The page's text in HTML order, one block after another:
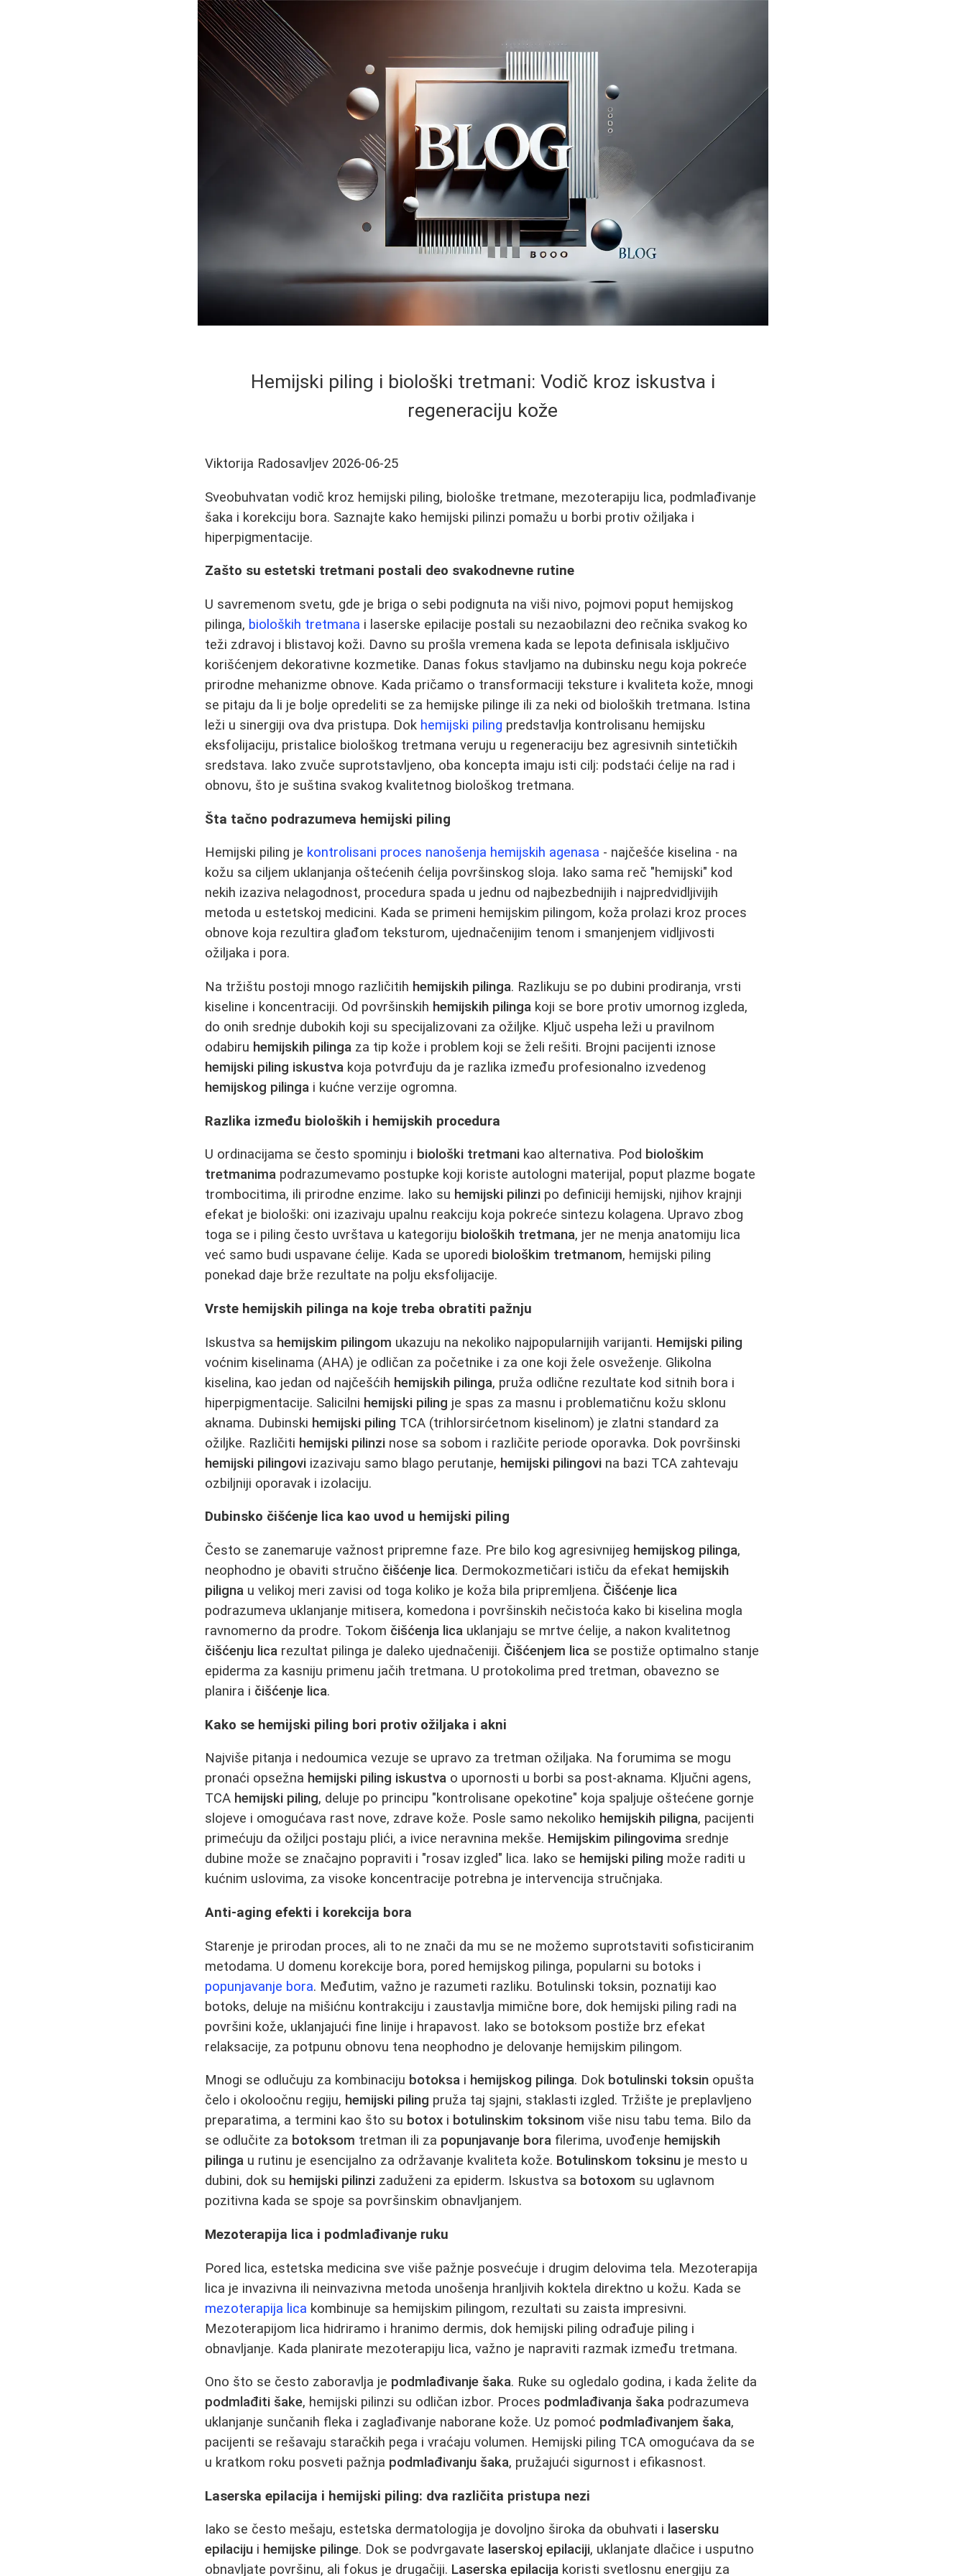
Hemijski piling i biološki tretmani: Vodič kroz iskustva i
regeneraciju kože
Viktorija Radosavljev 2026-06-25
Sveobuhvatan vodič kroz hemijski piling, biološke tretmane, mezoterapiju lica, podmlađivanje
šaka i korekciju bora. Saznajte kako hemijski pilinzi pomažu u borbi protiv ožiljaka i
hiperpigmentacije.
Zašto su estetski tretmani postali deo svakodnevne rutine
U savremenom svetu, gde je briga o sebi podignuta na viši nivo, pojmovi poput hemijskog
pilinga, bioloških tretmana i laserske epilacije postali su nezaobilazni deo rečnika svakog ko
teži zdravoj i blistavoj koži. Davno su prošla vremena kada se lepota definisala isključivo
korišćenjem dekorativne kozmetike. Danas fokus stavljamo na dubinsku negu koja pokreće
prirodne mehanizme obnove. Kada pričamo o transformaciji teksture i kvaliteta kože, mnogi
se pitaju da li je bolje opredeliti se za hemijske pilinge ili za neki od bioloških tretmana. Istina
leži u sinergiji ova dva pristupa. Dok hemijski piling predstavlja kontrolisanu hemijsku
eksfolijaciju, pristalice biološkog tretmana veruju u regeneraciju bez agresivnih sintetičkih
sredstava. Iako zvuče suprotstavljeno, oba koncepta imaju isti cilj: podstaći ćelije na rad i
obnovu, što je suština svakog kvalitetnog biološkog tretmana.
Šta tačno podrazumeva hemijski piling
Hemijski piling je kontrolisani proces nanošenja hemijskih agenasa - najčešće kiselina - na
kožu sa ciljem uklanjanja oštećenih ćelija površinskog sloja. Iako sama reč "hemijski" kod
nekih izaziva nelagodnost, procedura spada u jednu od najbezbednijih i najpredvidljivijih
metoda u estetskoj medicini. Kada se primeni hemijskim pilingom, koža prolazi kroz proces
obnove koja rezultira glađom teksturom, ujednačenijim tenom i smanjenjem vidljivosti
ožiljaka i pora.
Na tržištu postoji mnogo različitih hemijskih pilinga. Razlikuju se po dubini prodiranja, vrsti
kiseline i koncentraciji. Od površinskih hemijskih pilinga koji se bore protiv umornog izgleda,
do onih srednje dubokih koji su specijalizovani za ožiljke. Ključ uspeha leži u pravilnom
odabiru hemijskih pilinga za tip kože i problem koji se želi rešiti. Brojni pacijenti iznose
hemijski piling iskustva koja potvrđuju da je razlika između profesionalno izvedenog
hemijskog pilinga i kućne verzije ogromna.
Razlika između bioloških i hemijskih procedura
U ordinacijama se često spominju i biološki tretmani kao alternativa. Pod biološkim
tretmanima podrazumevamo postupke koji koriste autologni materijal, poput plazme bogate
trombocitima, ili prirodne enzime. Iako su hemijski pilinzi po definiciji hemijski, njihov krajnji
efekat je biološki: oni izazivaju upalnu reakciju koja pokreće sintezu kolagena. Upravo zbog
toga se i piling često uvrštava u kategoriju bioloških tretmana, jer ne menja anatomiju lica
već samo budi uspavane ćelije. Kada se uporedi biološkim tretmanom, hemijski piling
ponekad daje brže rezultate na polju eksfolijacije.
Vrste hemijskih pilinga na koje treba obratiti pažnju
Iskustva sa hemijskim pilingom ukazuju na nekoliko najpopularnijih varijanti. Hemijski piling
voćnim kiselinama (AHA) je odličan za početnike i za one koji žele osveženje. Glikolna
kiselina, kao jedan od najčešćih hemijskih pilinga, pruža odlične rezultate kod sitnih bora i
hiperpigmentacije. Salicilni hemijski piling je spas za masnu i problematičnu kožu sklonu
aknama. Dubinski hemijski piling TCA (trihlorsirćetnom kiselinom) je zlatni standard za
ožiljke. Različiti hemijski pilinzi nose sa sobom i različite periode oporavka. Dok površinski
hemijski pilingovi izazivaju samo blago perutanje, hemijski pilingovi na bazi TCA zahtevaju
ozbiljniji oporavak i izolaciju.
Dubinsko čišćenje lica kao uvod u hemijski piling
Često se zanemaruje važnost pripremne faze. Pre bilo kog agresivnijeg hemijskog pilinga,
neophodno je obaviti stručno čišćenje lica. Dermokozmetičari ističu da efekat hemijskih
piligna u velikoj meri zavisi od toga koliko je koža bila pripremljena. Čišćenje lica
podrazumeva uklanjanje mitisera, komedona i površinskih nečistoća kako bi kiselina mogla
ravnomerno da prodre. Tokom čišćenja lica uklanjaju se mrtve ćelije, a nakon kvalitetnog
čišćenju lica rezultat pilinga je daleko ujednačeniji. Čišćenjem lica se postiže optimalno stanje
epiderma za kasniju primenu jačih tretmana. U protokolima pred tretman, obavezno se
planira i čišćenje lica.
Kako se hemijski piling bori protiv ožiljaka i akni
Najviše pitanja i nedoumica vezuje se upravo za tretman ožiljaka. Na forumima se mogu
pronaći opsežna hemijski piling iskustva o upornosti u borbi sa post-aknama. Ključni agens,
TCA hemijski piling, deluje po principu "kontrolisane opekotine" koja spaljuje oštećene gornje
slojeve i omogućava rast nove, zdrave kože. Posle samo nekoliko hemijskih piligna, pacijenti
primećuju da ožiljci postaju plići, a ivice neravnina mekše. Hemijskim pilingovima srednje
dubine može se značajno popraviti i "rosav izgled" lica. Iako se hemijski piling može raditi u
kućnim uslovima, za visoke koncentracije potrebna je intervencija stručnjaka.
Anti-aging efekti i korekcija bora
Starenje je prirodan proces, ali to ne znači da mu se ne možemo suprotstaviti sofisticiranim
metodama. U domenu korekcije bora, pored hemijskog pilinga, popularni su botoks i
popunjavanje bora. Međutim, važno je razumeti razliku. Botulinski toksin, poznatiji kao
botoks, deluje na mišićnu kontrakciju i zaustavlja mimične bore, dok hemijski piling radi na
površini kože, uklanjajući fine linije i hrapavost. Iako se botoksom postiže brz efekat
relaksacije, za potpunu obnovu tena neophodno je delovanje hemijskim pilingom.
Mnogi se odlučuju za kombinaciju botoksa i hemijskog pilinga. Dok botulinski toksin opušta
čelo i okoloočnu regiju, hemijski piling pruža taj sjajni, staklasti izgled. Tržište je preplavljeno
preparatima, a termini kao što su botox i botulinskim toksinom više nisu tabu tema. Bilo da
se odlučite za botoksom tretman ili za popunjavanje bora filerima, uvođenje hemijskih
pilinga u rutinu je esencijalno za održavanje kvaliteta kože. Botulinskom toksinu je mesto u
dubini, dok su hemijski pilinzi zaduženi za epiderm. Iskustva sa botoxom su uglavnom
pozitivna kada se spoje sa površinskim obnavljanjem.
Mezoterapija lica i podmlađivanje ruku
Pored lica, estetska medicina sve više pažnje posvećuje i drugim delovima tela. Mezoterapija
lica je invazivna ili neinvazivna metoda unošenja hranljivih koktela direktno u kožu. Kada se
mezoterapija lica kombinuje sa hemijskim pilingom, rezultati su zaista impresivni.
Mezoterapijom lica hidriramo i hranimo dermis, dok hemijski piling odrađuje piling i
obnavljanje. Kada planirate mezoterapiju lica, važno je napraviti razmak između tretmana.
Ono što se često zaboravlja je podmlađivanje šaka. Ruke su ogledalo godina, i kada želite da
podmlađiti šake, hemijski pilinzi su odličan izbor. Proces podmlađivanja šaka podrazumeva
uklanjanje sunčanih fleka i zaglađivanje naborane kože. Uz pomoć podmlađivanjem šaka,
pacijenti se rešavaju staračkih pega i vraćaju volumen. Hemijski piling TCA omogućava da se
u kratkom roku posveti pažnja podmlađivanju šaka, pružajući sigurnost i efikasnost.
Laserska epilacija i hemijski piling: dva različita pristupa nezi
Iako se često mešaju, estetska dermatologija je dovoljno široka da obuhvati i lasersku
epilaciju i hemijske pilinge. Dok se podvrgavate laserskoj epilaciji, uklanjate dlačice i usputno
obnavljate površinu, ali fokus je drugačiji. Laserska epilacija koristi svetlosnu energiju za